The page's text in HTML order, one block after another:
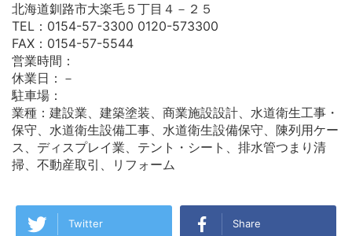
北海道釧路市大楽毛５丁目４－２５
TEL：0154-57-3300 0120-573300
FAX：0154-57-5544
営業時間：
休業日：－
駐車場：
業種：建設業、建築塗装、商業施設設計、水道衛生工事・
保守、水道衛生設備工事、水道衛生設備保守、陳列用ケー
ス、ディスプレイ業、テント・シート、排水管つまり清
掃、不動産取引、リフォーム
Twitter Share